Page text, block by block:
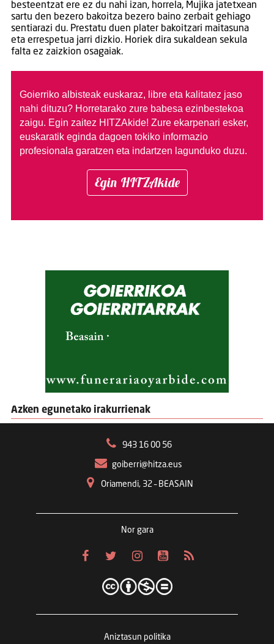
besteentzat ere ez du nahi izan, horrela, Mujika jatetxean
sartu den bezero bakoitza bezero baino zerbait gehiago
sentiarazi du. Prestatu duen plater bakoitzari maitasuna
eta errespetua jarri dizkio. Horiek dira sukaldean sekula
falta ez zaizkion osagaiak.
Goierriko albisteak euskaraz, libre eta kalitatez jaso
nahi dituzu? Horretarako zure babesa ezinbestekoa
zaigu. Egin zaitez HITZAkide! Zure ekarpenari esker,
euskaratik eginda dagoen tokiko informazio
profesionala garatzen eta indartzen lagunduko duzu.
Egin HITZAkide
Azken egunetako irakurrienak
943 16 00 56
goiberri@hitza.eus
Oriamendi, 32 – BEASAIN
Nor gara
Aniztasun politika